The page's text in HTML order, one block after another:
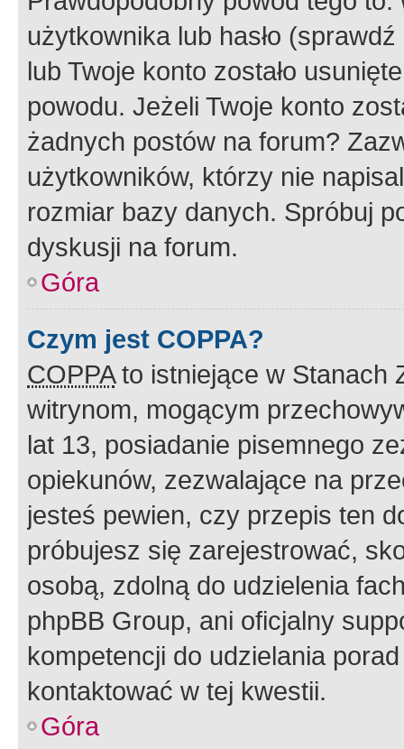
użytkownika lub hasło
lub Twoje konto zostało
powodu. Jeżeli Twoje konto
żadnych postów na forum?
użytkowników, którzy nie
rozmiar bazy danych. Spróbuj
dyskusji na forum.
Góra
Czym jest COPPA?
COPPAto istniejące w Stanach
witrynom, mogącym
lat 13, posiadanie pisemnego
opiekunów, zezwalające na
jesteś pewien, czy przepis ten
próbujesz się zarejestrować,
osobą, zdolną do udzielenia
phpBB Group, ani oficjalny
kompetencji do udzielania
kontaktować w tej kwestii.
Góra